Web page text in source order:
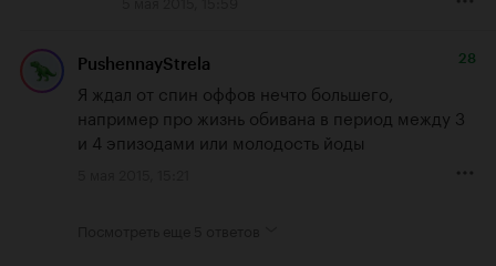
PushennayStrela 28
Я ждал от спин оффов нечто большего,
например про жизнь обивана в период между 3
и 4 эпизодами или молодость йоды